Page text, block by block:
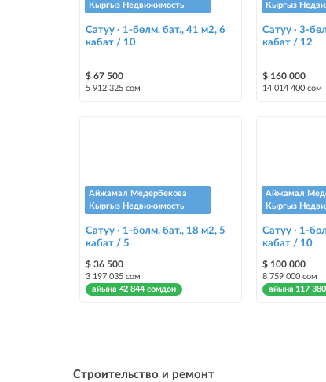
Кыргыз Недвижимость
Сатуу · 1-бөлм. бат., 41 м2, 6
кабат / 10
$ 67 500
5 912 325 сом
Кыргыз
Сатуу · 3-
кабат / 12
$ 160 000
14 014 400 сом
Айжамал Медербекова
Кыргыз Недвижимость
Сатуу · 1-бөлм. бат., 18 м2, 5
кабат / 5
$ 36 500
3 197 035 сом
айына 42 844 сомдон
Айжамал
Кыргыз
Сатуу · 1-
кабат / 10
$ 100 000
8 759 000 сом
айына 117
Строительство и ремонт